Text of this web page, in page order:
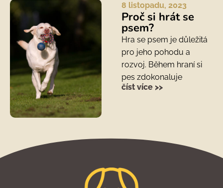
8 listopadu, 2023
Proč si hrát se
psem?
Hra se psem je důležitá
pro jeho pohodu a
rozvoj. Během hraní si
pes zdokonaluje
číst více >>